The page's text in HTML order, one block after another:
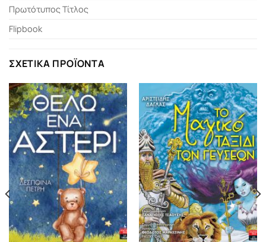
Πρωτότυπος Τίτλος
Flipbook
ΣΧΕΤΙΚΆ ΠΡΟΪΌΝΤΑ